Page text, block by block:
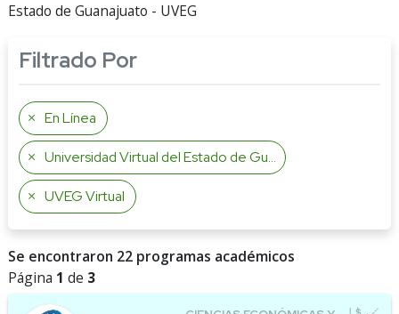
Estado de Guanajuato - UVEG
Filtrado Por
En Línea
Universidad Virtual del Estado de Guanajuato
UVEG Virtual
Se encontraron 22 programas académicos
Página 1 de 3